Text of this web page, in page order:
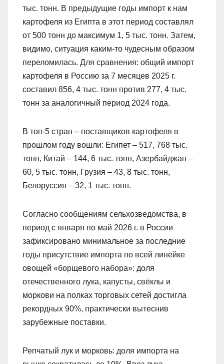
тыс. тонн. В предыдущие годы импорт к нам
картофеля из Египта в этот период составлял
от 500 тонн до максимум 1, 5 тыс. тонн. Затем,
видимо, ситуация каким-то чудесным образом
переломилась. Для сравнения: общий импорт
картофеля в Россию за 7 месяцев 2025 г.
составил 856, 4 тыс. тонн против 277, 4 тыс.
тонн за аналогичный период 2024 года.
В топ-5 стран – поставщиков картофеля в
прошлом году вошли: Египет – 517, 768 тыс.
тонн, Китай – 144, 6 тыс. тонн, Азербайджан –
60, 5 тыс. тонн, Грузия – 43, 8 тыс. тонн,
Белоруссия – 32, 1 тыс. тонн.
Согласно сообщениям сельхозведомства, в
период с января по май 2026 г. в России
зафиксировано минимальное за последние
годы присутствие импорта по всей линейке
овощей «борщевого набора»: доля
отечественного лука, капусты, свёклы и
моркови на полках торговых сетей достигла
рекордных 90%, практически вытеснив
зарубежные поставки.
Репчатый лук и морковь: доля импорта на